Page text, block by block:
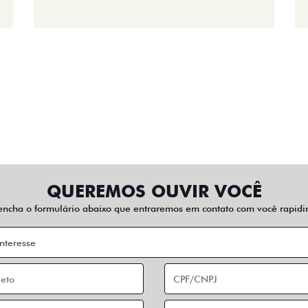
QUEREMOS OUVIR VOCÊ
o formulário abaixo que entraremos em contato com você